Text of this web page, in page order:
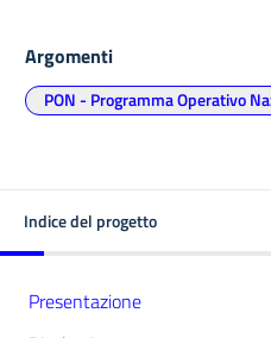
Argomenti
PON - Programma Operativo
Indice del progetto
Presentazione